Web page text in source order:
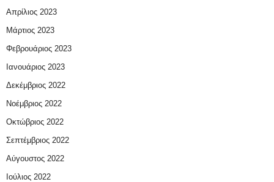
Απρίλιος 2023
Μάρτιος 2023
Φεβρουάριος 2023
Ιανουάριος 2023
Δεκέμβριος 2022
Νοέμβριος 2022
Οκτώβριος 2022
Σεπτέμβριος 2022
Αύγουστος 2022
Ιούλιος 2022